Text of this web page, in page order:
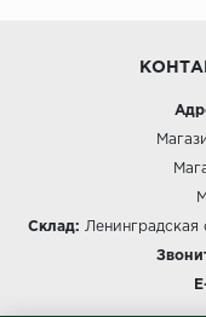
Склад: